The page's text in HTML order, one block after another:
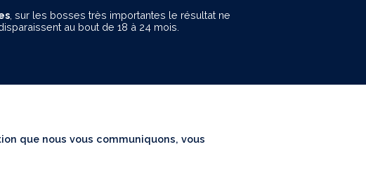
, sur les bosses très importantes le résultat ne
au bout de 18 à 24 mois.
que nous vous communiquons, vous